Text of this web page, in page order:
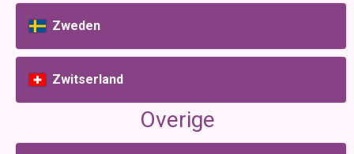
Zweden
Zwitserland
Overige